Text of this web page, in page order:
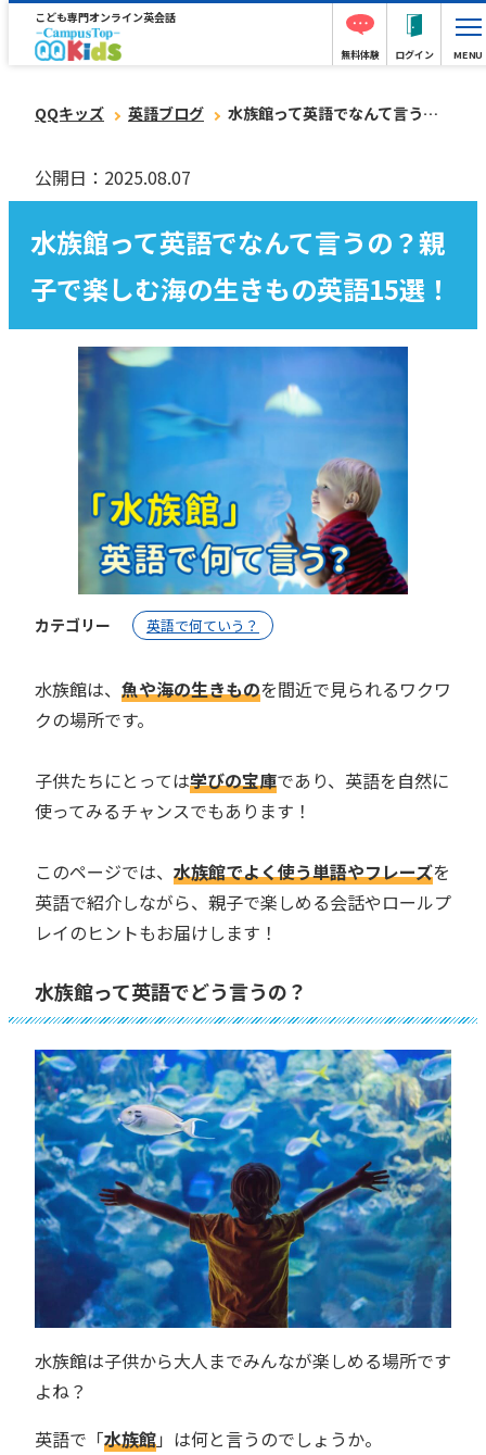
こども専門オンライン英会話
無料体験 ログイン MENU
QQキッズ 英語ブログ 水族館って英語でなんて言うの？親子で楽しむ海の生きもの英語15選！
公開日：2025.08.07
水族館って英語でなんて言うの？親
子で楽しむ海の生きもの英語15選！
カテゴリー 英語で何ていう？
水族館は、 魚や海の生きものを間近で見られるワクワ
クの場所です。
子供たちにとっては学びの宝庫であり、英語を自然に
使ってみるチャンスでもあります！
このページでは、 水族館でよく使う単語やフレーズを
英語で紹介しながら、親子で楽しめる会話やロールプ
レイのヒントもお届けします！
水族館って英語でどう言うの？
水族館は子供から大人までみんなが楽しめる場所です
よね？
英語で「水族館」は何と言うのでしょうか。